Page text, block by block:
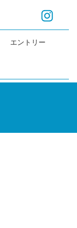
エントリー